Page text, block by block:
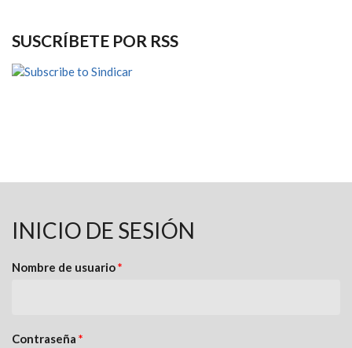
SUSCRÍBETE POR RSS
INICIO DE SESIÓN
Nombre de usuario*
Contraseña *